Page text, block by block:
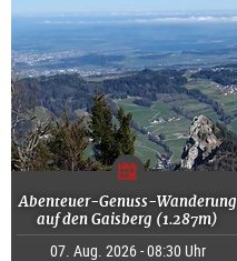
Abenteuer-Genuss-Wanderung
auf den Gaisberg (1.287m)
07. Aug. 2026 - 08:30 Uhr